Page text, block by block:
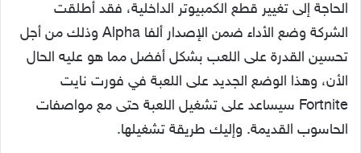
الحاجة إلى تغيير قطع الكمبيوتر الداخلية، فقد أطلقت
الشركة وضع الأداء ضمن الإصدار ألفا Alpha وذلك من أجل
تحسين القدرة على اللعب بشكل أفضل مما هو عليه الحال
الأن، وهذا الوضع الجديد على اللعبة في فورت نايت
Fortnite سيساعد على تشغيل اللعبة حتى مع مواصفات
الحاسوب القديمة. وإليك طريقة تشغيلها.